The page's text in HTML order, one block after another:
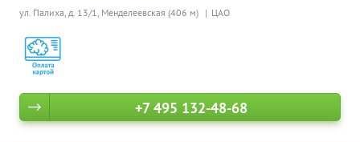
ул. Палиха, д. 13/1, Менделеевская (406 м) ЦАО
+7 495 132-48-68